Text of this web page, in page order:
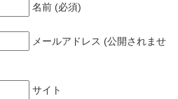
名前 (必須)
メールアドレス (公開されませ
サイト